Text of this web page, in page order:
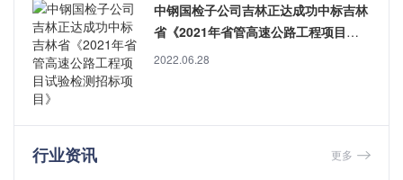
中钢国检子公司吉林正达成功中标吉林
省《2021年省管高速公路工程项目试
验检测招标项目》
2022.06.28
行业资讯 更多